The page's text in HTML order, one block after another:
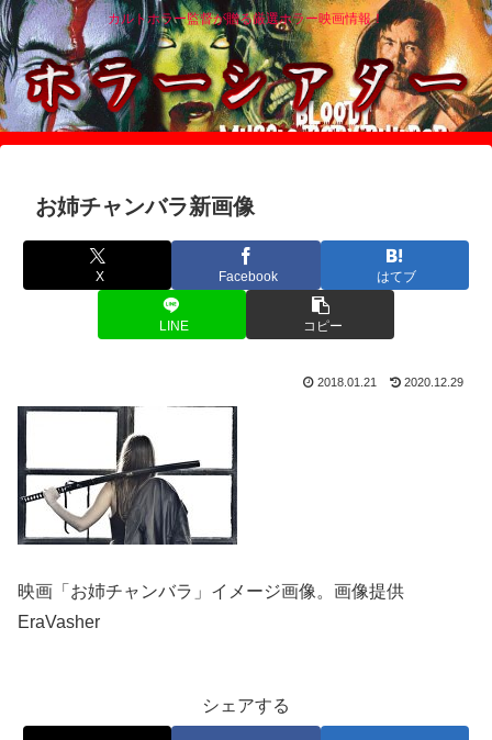
カルトホラー監督が贈る厳選ホラー映画情報！
お姉チャンバラ新画像
X Facebook はてブ
LINE コピー
2018.01.21 2020.12.29
映画「お姉チャンバラ」イメージ画像。画像提供
EraVasher
シェアする